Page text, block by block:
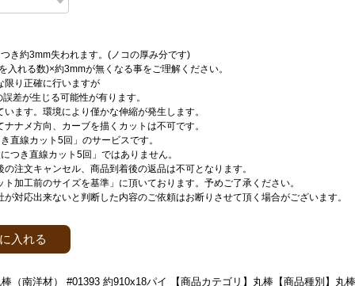
き約3mm失われます。(ノコの厚み分です)
入れる数)×約3mmが無くなる事をご理解ください。
限り正確に行いますが
差が生じる可能性が有ります。
います。環境により僅かな伸縮が発生します。
ナナメ方向、カーブを描くカットは不可です。
直線カット5回」のサービスです。
つき直線カット5回」ではありません。
の注文キャンセル、商品到着後の返品は不可となります。
ト加工前のサイズを基準」に頂いております。予めご了承ください。
が対応出来ないと判断した内容のご依頼はお断りさせて頂く場合がございます。
入れる
（南洋材） #01393 約910x18パイ 【商品カテゴリ】丸棒【商品種別】丸